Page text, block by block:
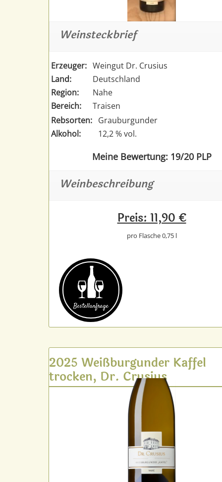
Weinsteckbrief
Erzeuger: Weingut Dr. Crusius
Land:
Deutschland
Region:
Nahe
Bereich:
Traisen
Rebsorten: Grauburgunder
Alkohol:
12,2 % vol.
Meine Bewertung: 19/20 PLP
Weinbeschreibung
Preis: 11,90 €
pro Flasche 0,75 l
Bestell­anfrage
2025 Weißburgunder Kaffel
trocken, Dr. Crusius